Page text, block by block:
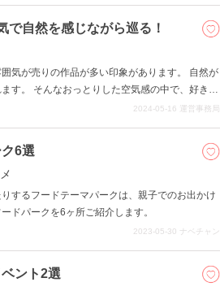
自然を感じながら巡る！
気が売りの作品が多い印象があります。 自然が
す。 そんなおっとりした空気感の中で、好きな
2024-05-16 運営事務局
6選
するフードテーマパークは、親子でのお出かけ
ドパークを6ヶ所ご紹介します。
2023-05-30 ナベチャン
ント2選